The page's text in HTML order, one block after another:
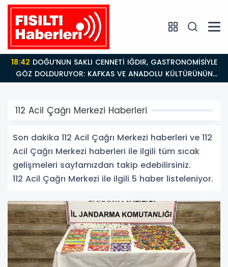
18:42
GÖZ DOLDURUYOR: KAFKAS VE ANADOLU KÜLTÜRÜNÜN
BULUŞMA NOKTASI
112 Acil Çağrı Merkezi Haberleri
Son dakika 112 Acil Çağrı Merkezi haberleri ve 112
Acil Çağrı Merkezi haberleri ile ilgili tüm sıcak
gelişmeleri sayfamızdan takip edebilirsiniz.
112 Acil Çağrı Merkezi ile ilgili 5 haber listeleniyor.